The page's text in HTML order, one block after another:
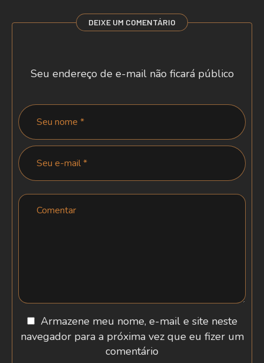
DEIXE UM COMENTÁRIO
Seu endereço de e-mail não ficará público
Armazene meu nome, e-mail e site neste
navegador para a próxima vez que eu fizer um
comentário